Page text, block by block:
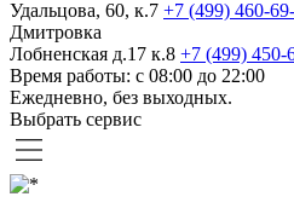
Удальцова, 60, к.7 +7 (499) 460-
Дмитровка
Лобненская д.17 к.8 +7 (499) 450-
Время работы: с 08:00 до 22:00
Ежедневно, без выходных.
Выбрать сервис